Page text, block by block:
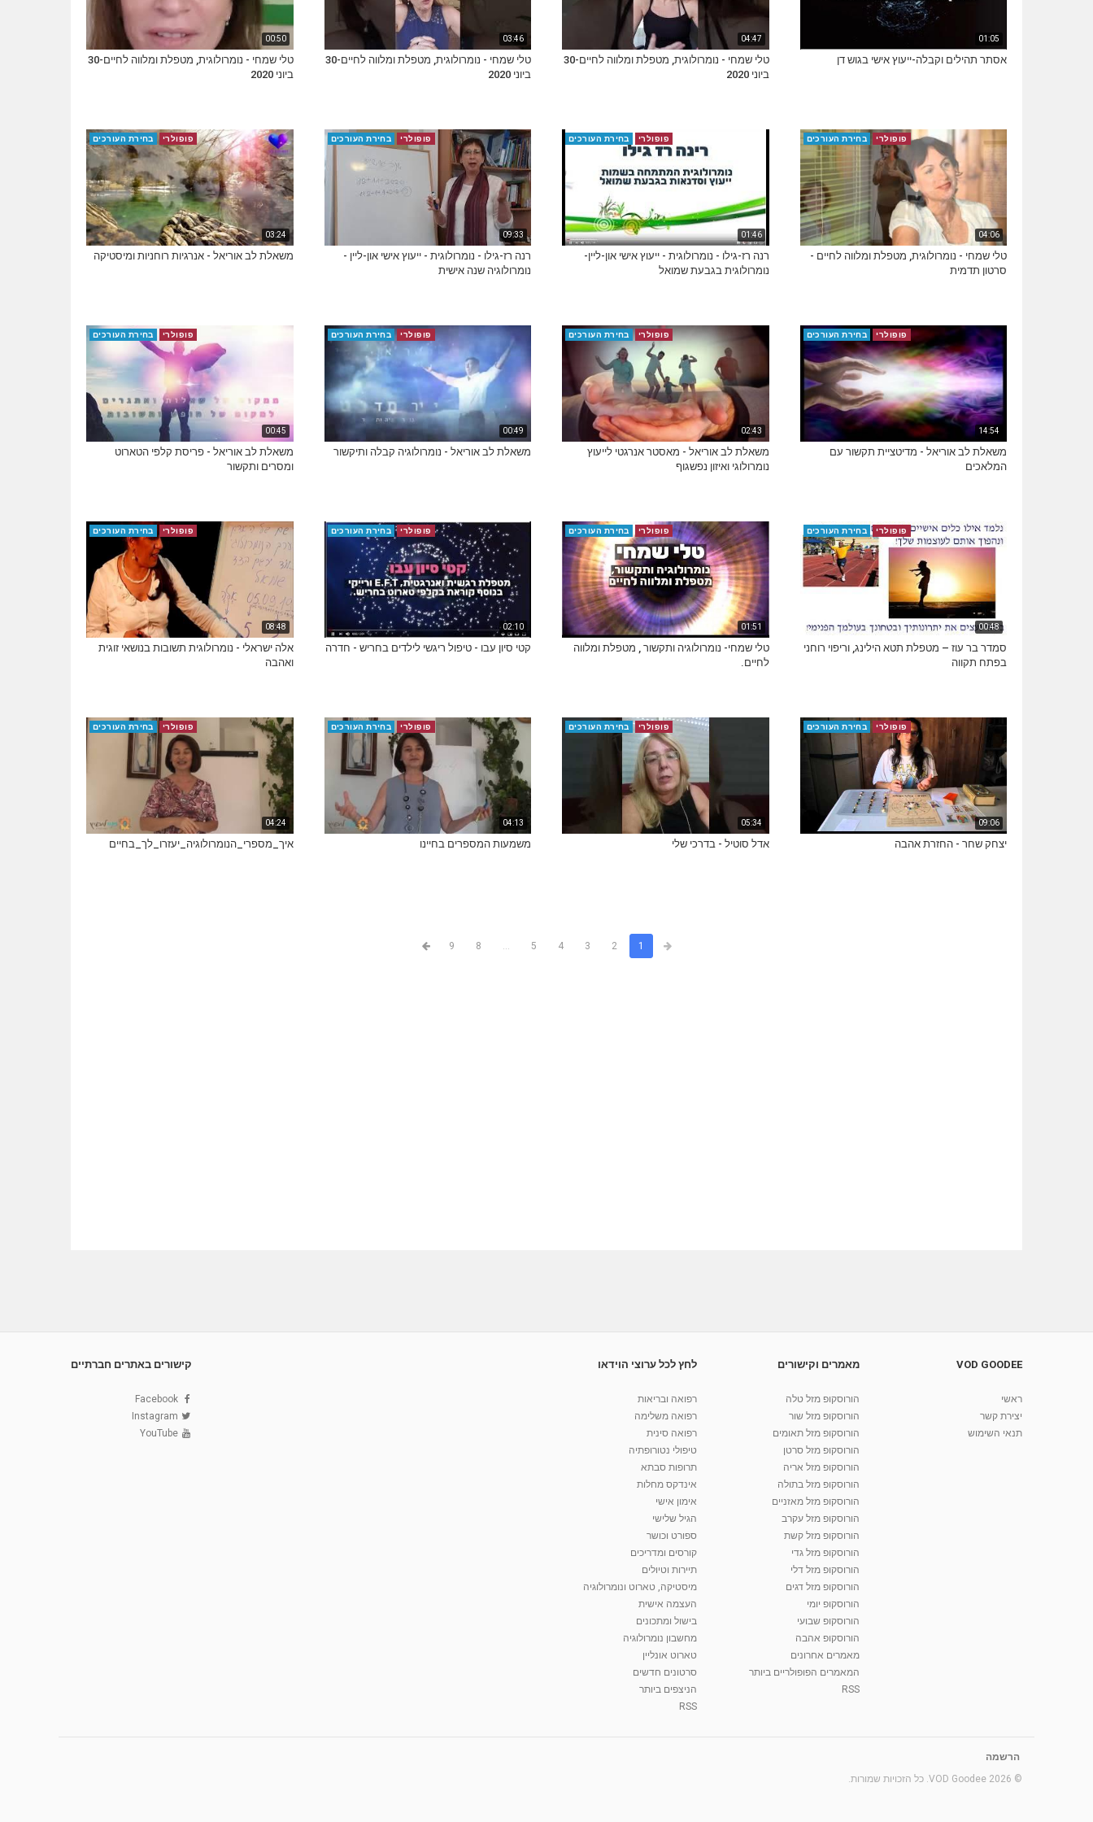
01:05
אסתר תהילים וקבלה-ייעוץ אישי בגוש דן
04:47
טלי שמחי - נומרולוגית, מטפלת ומלווה לחיים-30
ביוני 2020
03:46
טלי שמחי - נומרולוגית, מטפלת ומלווה לחיים-30
ביוני 2020
00:50
טלי שמחי - נומרולוגית, מטפלת ומלווה לחיים-30
ביוני 2020
04:06
פופולרי בחירת העורכים
טלי שמחי - נומרולוגית, מטפלת ומלווה לחיים -
סרטון תדמית
01:46
פופולרי בחירת העורכים
רנה רז-גילו - נומרולוגית - ייעוץ אישי און-ליין-
נומרולוגית בגבעת שמואל
09:33
פופולרי בחירת העורכים
רנה רז-גילו - נומרולוגית - ייעוץ אישי און-ליין -
נומרולוגיה שנה אישית
03:24
פופולרי בחירת העורכים
משאלת לב אוריאל - אנרגיות רוחניות ומיסטיקה
14:54
פופולרי בחירת העורכים
משאלת לב אוריאל - מדיטציית תקשור עם
המלאכים
02:43
פופולרי בחירת העורכים
משאלת לב אוריאל - מאסטר אנרגטי לייעוץ
נומרולוגי ואיזון נפשגוף
00:49
פופולרי בחירת העורכים
משאלת לב אוריאל - נומרולוגיה קבלה ותיקשור
00:45
פופולרי בחירת העורכים
משאלת לב אוריאל - פריסת קלפי הטארוט
ומסרים ותקשור
00:48
פופולרי בחירת העורכים
סמדר בר עוז – מטפלת תטא הילינג, וריפוי רוחני
בפתח תקווה
01:51
פופולרי בחירת העורכים
טלי שמחי- נומרולוגיה ותקשור , מטפלת ומלווה
לחיים.
02:10
פופולרי בחירת העורכים
קטי סיון עבו - טיפול ריגשי לילדים בחריש - חדרה
08:48
פופולרי בחירת העורכים
אלה ישראלי - נומרולוגית תשובות בנושאי זוגית
ואהבה
09:06
פופולרי בחירת העורכים
יצחק שחר - החזרת אהבה
05:34
פופולרי בחירת העורכים
אדל סוטיל - בדרכי שלי
04:13
פופולרי בחירת העורכים
משמעות המספרים בחיינו
04:24
פופולרי בחירת העורכים
איך_מספרי_הנומרולוגיה_יעזרו_לך_בחיים
1
2
3
4
5
...
8
9
VOD GOODEE
ראשי
יצירת קשר
תנאי השימוש
מאמרים וקישורים
הורוסקופ מזל טלה
הורוסקופ מזל שור
הורוסקופ מזל תאומים
הורוסקופ מזל סרטן
הורוסקופ מזל אריה
הורוסקופ מזל בתולה
הורוסקופ מזל מאזניים
הורוסקופ מזל עקרב
הורוסקופ מזל קשת
הורוסקופ מזל גדי
הורוסקופ מזל דלי
הורוסקופ מזל דגים
הורוסקופ יומי
הורוסקופ שבועי
הורוסקופ אהבה
מאמרים אחרונים
המאמרים הפופולריים ביותר
RSS
לחץ לכל ערוצי הוידאו
רפואה ובריאות
רפואה משלימה
רפואה סינית
טיפולי נטורופתיה
תרופות סבתא
אינדקס מחלות
אימון אישי
הגיל שלישי
ספורט וכושר
קורסים ומדריכים
תיירות וטיולים
מיסטיקה, טארוט ונומרולוגיה
העצמה אישית
בישול ומתכונים
מחשבון נומרולוגיה
טארוט אונליין
סרטונים חדשים
הניצפים ביותר
RSS
קישורים באתרים חברתיים
Facebook
Instagram
YouTube
הרשמה
© 2026 VOD Goodee. כל הזכויות שמורות.